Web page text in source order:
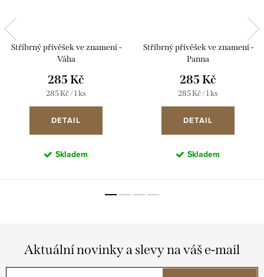
Stříbrný přívěšek ve znamení -
Váha
285 Kč
Měrná
285 Kč / 1 ks
DETAIL
Skladem
Stříbrný přívěšek ve znamení -
Panna
285 Kč
Měrná
285 Kč / 1 ks
DETAIL
Skladem
Aktuální novinky a slevy na váš e-mail